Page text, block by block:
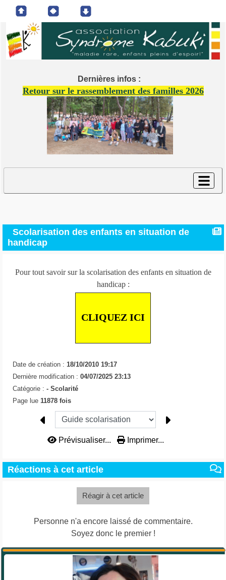
Dernières infos :
Retour sur le rassemblement des familles 2026
Scolarisation des enfants en situation de
handicap
Pour tout savoir sur la scolarisation des enfants en situation de
handicap :
CLIQUEZ ICI
Date de création : 18/10/2010 19:17
Dernière modification : 04/07/2025 23:13
Catégorie : - Scolarité
Page lue 11878 fois
Prévisualiser... Imprimer...
Réactions à cet article
Réagir à cet article
Personne n'a encore laissé de commentaire.
Soyez donc le premier !